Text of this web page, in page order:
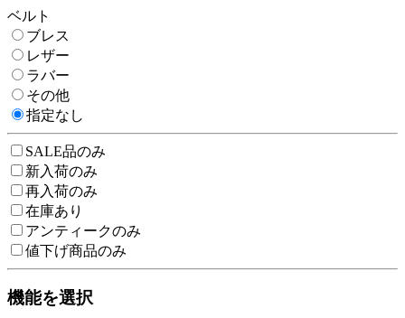
ベルト
ブレス
レザー
ラバー
その他
指定なし
SALE品のみ
新入荷のみ
再入荷のみ
在庫あり
アンティークのみ
値下げ商品のみ
機能を選択